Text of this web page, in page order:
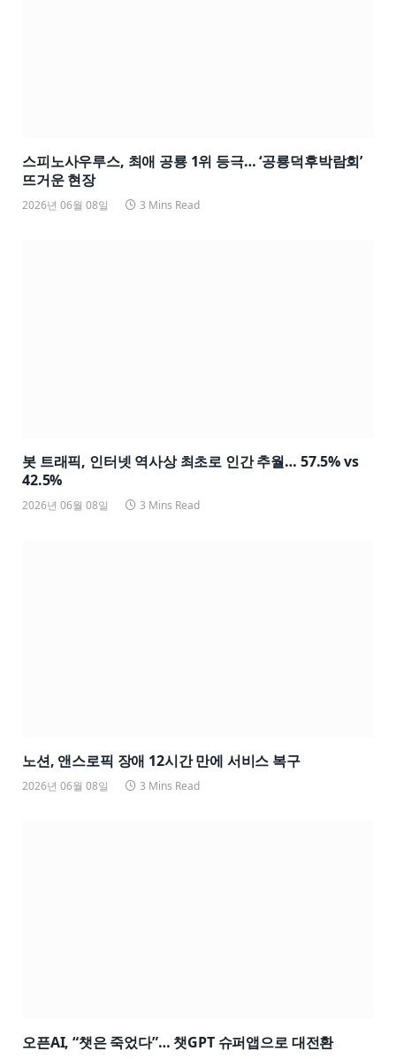
스피노사우루스, 최애 공룡 1위 등극… ‘공룡덕후박람회’
뜨거운 현장
2026년 06월 08일 3 Mins Read
봇 트래픽, 인터넷 역사상 최초로 인간 추월… 57.5% vs
42.5%
2026년 06월 08일 3 Mins Read
노션, 앤스로픽 장애 12시간 만에 서비스 복구
2026년 06월 08일 3 Mins Read
오픈AI, “챗은 죽었다”… 챗GPT 슈퍼앱으로 대전환